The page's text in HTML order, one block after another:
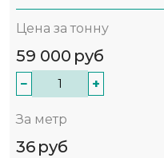
Цена за тонну
59 000 руб
− +
За метр
36 руб